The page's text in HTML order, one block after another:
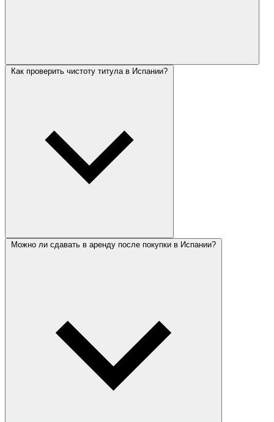
Как проверить чистоту титула в Испании?
Можно ли сдавать в аренду после покупки в Испании?